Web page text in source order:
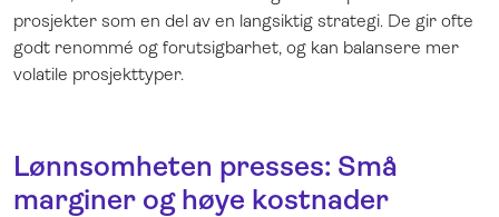
prosjekter som en del av en langsiktig strategi. De gir ofte
godt renommé og forutsigbarhet, og kan balansere mer
volatile prosjekttyper.
Lønnsomheten presses: Små
marginer og høye kostnader